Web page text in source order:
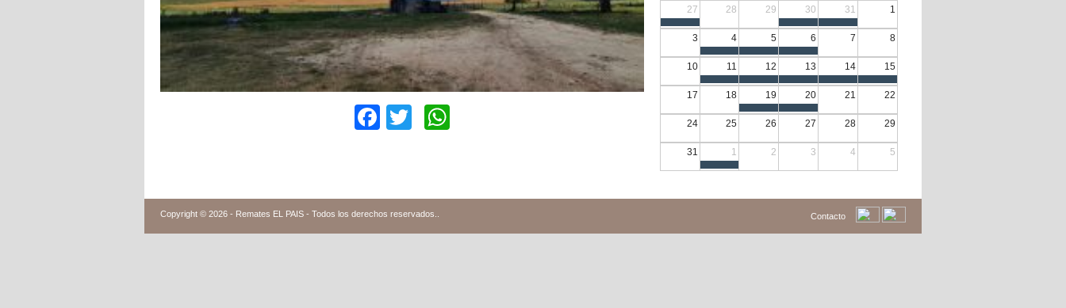
Facebook
Twitter
27
28 29 30 31 1
3 4 5 6 7 8
10 11 12 13 14 15
17 18 19 20 21 22
24 25 26 27 28 29
31 1 2 3 4 5
Contacto
Copyright © 2026 - Remates EL PAIS - Todos los derechos reservados.